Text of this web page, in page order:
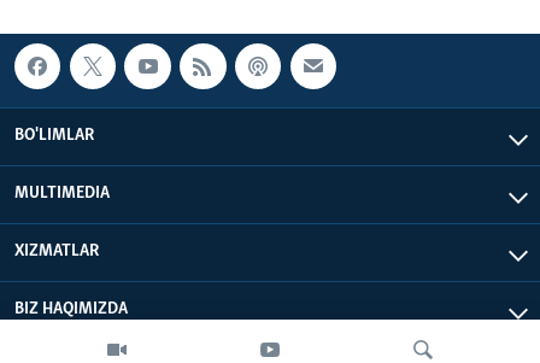
BO'LIMLAR
MULTIMEDIA
XIZMATLAR
BIZ HAQIMIZDA